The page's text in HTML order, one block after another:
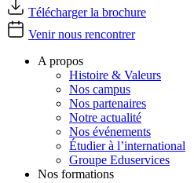
Télécharger la brochure
Venir nous rencontrer
A propos
Histoire & Valeurs
Nos campus
Nos partenaires
Notre actualité
Nos événements
Étudier à l’international
Groupe Eduservices
Nos formations